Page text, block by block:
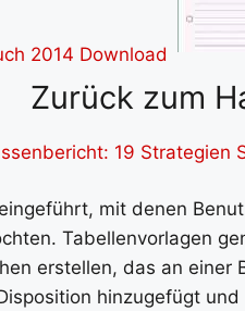
Zurück zum
19 Strategien
mit denen
Tabellenvorlagen
erstellen, das an
hinzugefügt